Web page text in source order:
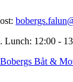
Lunch: 12:00 -